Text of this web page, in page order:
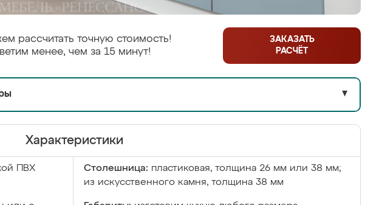
рассчитать точную стоимость!
менее, чем за 15 минут!
ЗАКАЗАТЬ
РАСЧЁТ
▼
Характеристики
ПВХ Столешница: пластиковая, толщина 26 мм или 38 мм;
из искусственного камня, толщина 38 мм